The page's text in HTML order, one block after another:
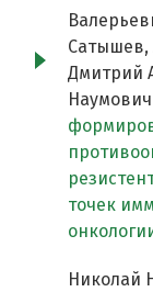
Сатышев,
Дмитрий
точек
Николай